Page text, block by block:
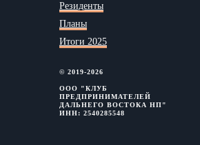
Резиденты
Планы
Итоги 2025
© 2019-2026
ООО "КЛУБ
ПРЕДПРИНИМАТЕЛЕЙ
ДАЛЬНЕГО ВОСТОКА НП"
ИНН: 2540285548